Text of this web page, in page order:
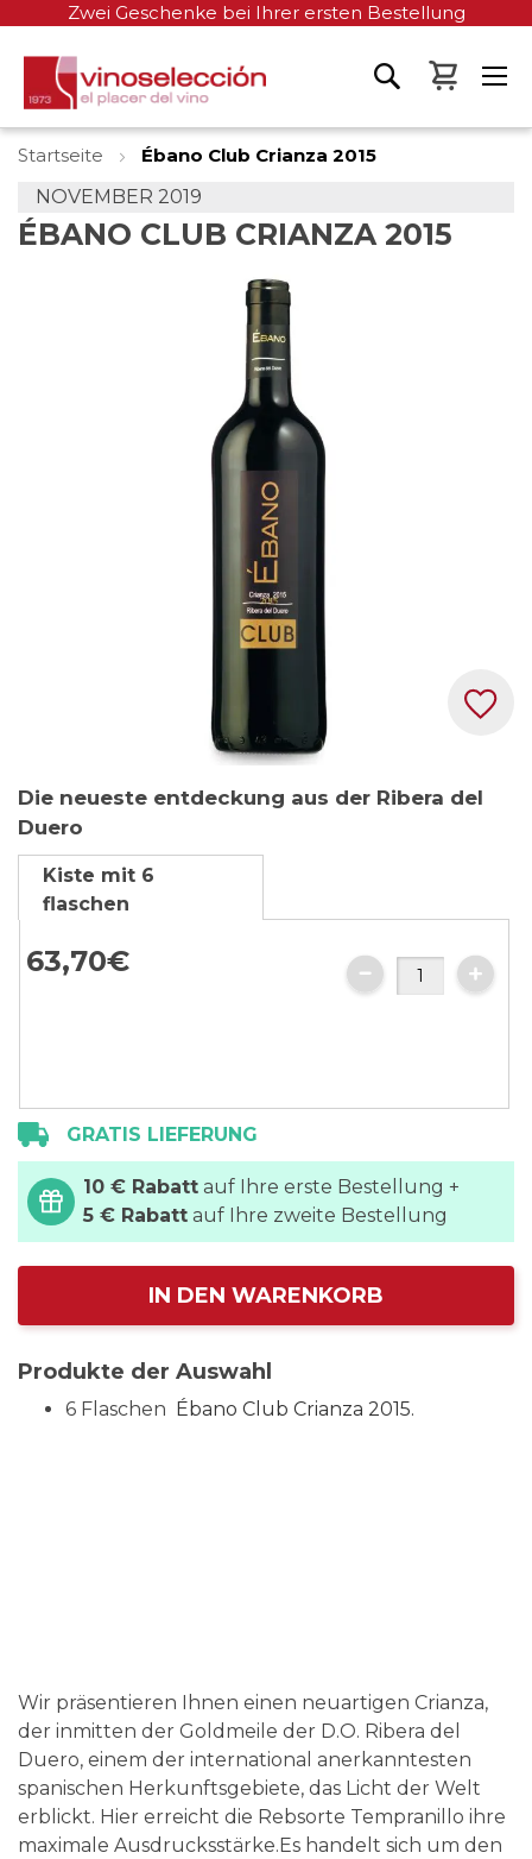
Zwei Geschenke bei Ihrer ersten Bestellung
Mein
Startseite
Ébano Club Crianza 2015
NOVEMBER 2019
ÉBANO CLUB CRIANZA 2015
Anfang
der
Bildgalerie
springen
Die neueste entdeckung aus der Ribera del
Duero
Kiste mit 6
flaschen
63,70€
GRATIS LIEFERUNG
10 € Rabatt auf Ihre erste Bestellung +
5 € Rabatt auf Ihre zweite Bestellung
IN DEN WARENKORB
Produkte der Auswahl
6 Flaschen Ébano Club Crianza 2015.
Wir präsentieren Ihnen einen neuartigen Crianza,
der inmitten der Goldmeile der D.O. Ribera del
Duero, einem der international anerkanntesten
spanischen Herkunftsgebiete, das Licht der Welt
erblickt. Hier erreicht die Rebsorte Tempranillo ihre
maximale Ausdrucksstärke.Es handelt sich um den